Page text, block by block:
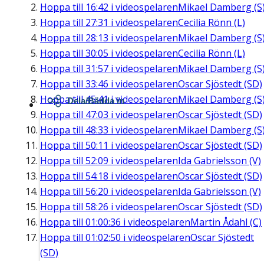
Hoppa till 16:42 i videospelarenMikael Damberg
Hoppa till 27:31 i videospelarenCecilia Rönn (L)
Hoppa till 28:13 i videospelarenMikael Damberg
Hoppa till 30:05 i videospelarenCecilia Rönn (L)
Hoppa till 31:57 i videospelarenMikael Damberg
Hoppa till 33:46 i videospelarenOscar Sjöstedt (SD)
Hoppa till45:41i videospelarenMikael Damberg
Hoppa till 47:03 i videospelarenOscar Sjöstedt (SD)
Hoppa till 48:33 i videospelarenMikael Damberg
Hoppa till 50:11 i videospelarenOscar Sjöstedt (SD)
Hoppa till 52:09 i videospelarenIda Gabrielsson (V)
Hoppa till 54:18 i videospelarenOscar Sjöstedt (SD)
Hoppa till 56:20 i videospelarenIda Gabrielsson (V)
Hoppa till 58:26 i videospelarenOscar Sjöstedt (SD)
Hoppa till 01:00:36 i videospelarenMartin Ådahl (C)
Hoppa till 01:02:50 i videospelarenOscar Sjöstedt
(SD)
Dela/Bädda in